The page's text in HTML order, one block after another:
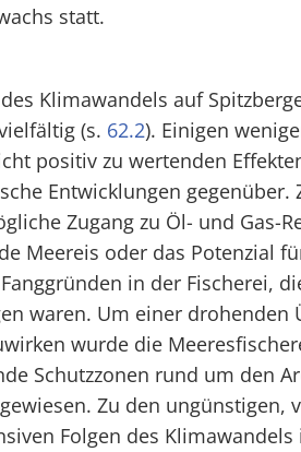
statt.
Klimawandels auf
(s. 62.2). Einigen
positiv zu wertenden
Entwicklungen gegenüber.
Zugang zu Öl- und Gas-
Meereis oder das Potenzial
in der Fischerei,
waren. Um einer drohenden
wurde die
Schutzzonen rund um den
Zu den ungünstigen,
Folgen des